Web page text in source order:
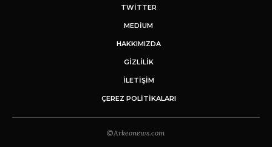
TWITTER
MEDIUM
HAKKIMIZDA
GİZLİLİK
İLETIŞIM
ÇEREZ POLITIKALARI
©Arkeonews.com